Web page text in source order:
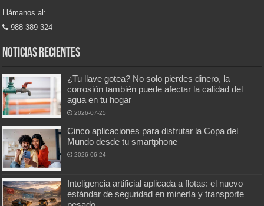
Llámanos al:
988 389 324
Noticias recientes
¿Tu llave gotea? No solo pierdes dinero, la
corrosión también puede afectar la calidad del
agua en tu hogar
2026-07-25
Cinco aplicaciones para disfrutar la Copa del
Mundo desde tu smartphone
2026-06-24
Inteligencia artificial aplicada a flotas: el nuevo
estándar de seguridad en minería y transporte